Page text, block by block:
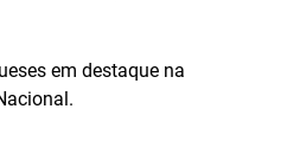
em destaque na